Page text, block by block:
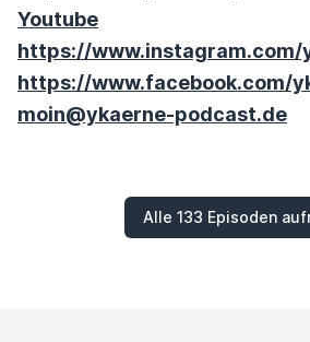
Youtube
https://www.instagram.com/
https://www.facebook.com/
moin@ykaerne-podcast.de
Alle 133 Episoden